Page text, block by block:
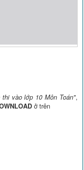
thi vào lớp 10 Môn Toán",
ở trên